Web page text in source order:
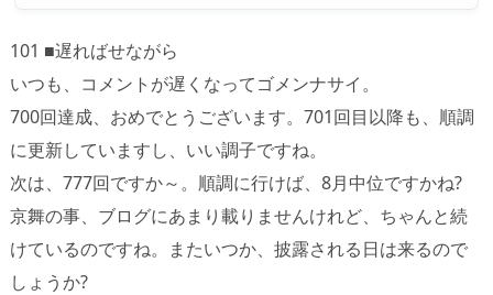
101 ■遅ればせながら
いつも、コメントが遅くなってゴメンナサイ。
700回達成、おめでとうございます。701回目以降も、順調
に更新していますし、いい調子ですね。
次は、777回ですか～。順調に行けば、8月中位ですかね?
京舞の事、ブログにあまり載りませんけれど、ちゃんと続
けているのですね。またいつか、披露される日は来るので
しょうか?